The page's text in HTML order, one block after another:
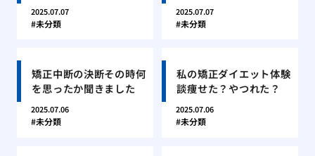
2025.07.07
未分類
2025.07.07
未分類
矯正中断の決断その時何
を思ったか聞きました
2025.07.06
未分類
私の矯正ダイエット体験
談痩せた？やつれた？
2025.07.06
未分類